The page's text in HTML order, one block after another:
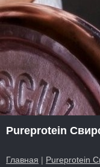
Pureprotein
Главная | Pureprotein